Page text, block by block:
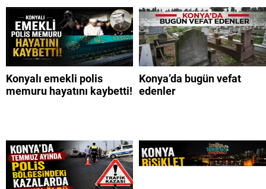
Konyalı emekli polis
memuru hayatını kaybetti!
Konya’da bugün vefat
edenler